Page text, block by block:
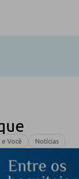
e Você Notícias